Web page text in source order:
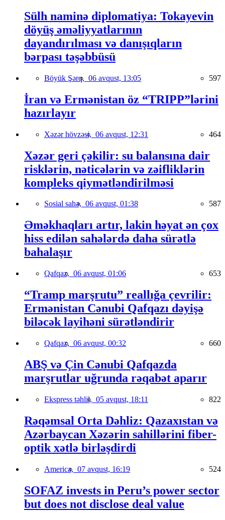
Sülh naminə diplomatiya: Tokayevin
döyüş əməliyyatlarının
dayandırılması və danışıqların
bərpası təşəbbüsü
Böyük Şərq, 06 avqust, 13:05 597
İran və Ermənistan öz “TRIPP”lərini
hazırlayır
Xəzər hövzəsi, 06 avqust, 12:31 464
Xəzər geri çəkilir: su balansına dair
risklərin, nəticələrin və zəifliklərin
kompleks qiymətləndirilməsi
Sosial sahə, 06 avqust, 01:38 587
Əməkhaqları artır, lakin həyat ən çox
hiss edilən sahələrdə daha sürətlə
bahalaşır
Qafqaz, 06 avqust, 01:06 653
“Tramp marşrutu” reallığa çevrilir:
Ermənistan Cənubi Qafqazı dəyişə
biləcək layihəni sürətləndirir
Qafqaz, 06 avqust, 00:32 660
ABŞ və Çin Cənubi Qafqazda
marşrutlar uğrunda rəqabət aparır
Ekspress təhlil, 05 avqust, 18:11 822
Rəqəmsal Orta Dəhliz: Qazaxıstan və
Azərbaycan Xəzərin sahillərini fiber-
optik xətlə birləşdirdi
America, 07 avqust, 16:19 524
SOFAZ invests in Peru’s power sector
but does not disclose deal value